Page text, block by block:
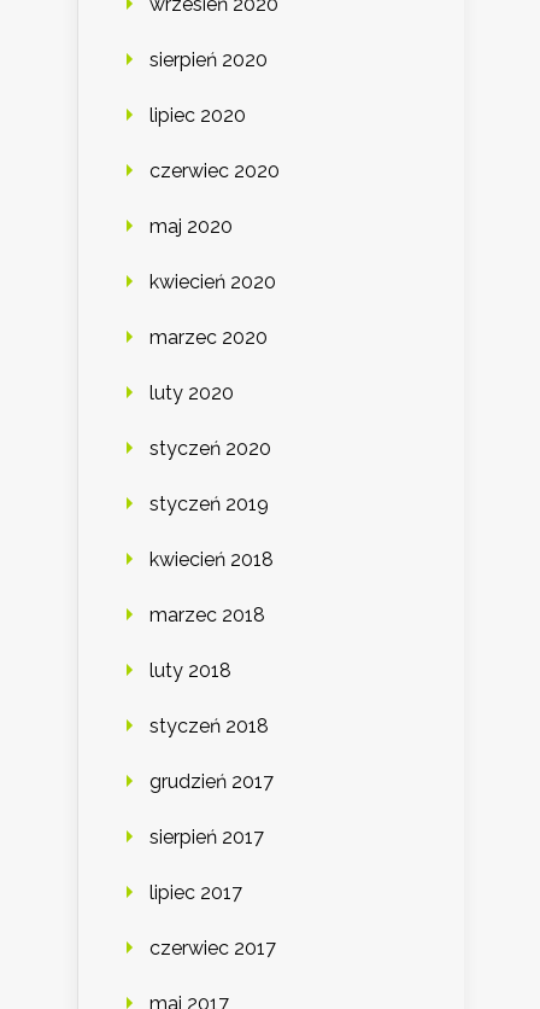
wrzesień 2020
sierpień 2020
lipiec 2020
czerwiec 2020
maj 2020
kwiecień 2020
marzec 2020
luty 2020
styczeń 2020
styczeń 2019
kwiecień 2018
marzec 2018
luty 2018
styczeń 2018
grudzień 2017
sierpień 2017
lipiec 2017
czerwiec 2017
maj 2017